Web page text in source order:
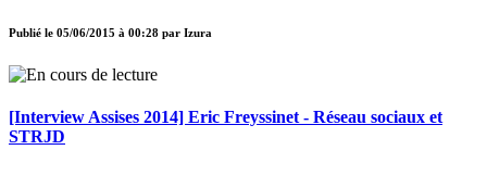
Publié le 05/06/2015 à 00:28 par Izura
[Interview Assises 2014] Eric Freyssinet - Réseau sociaux et
STRJD